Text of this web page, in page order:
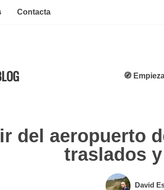
Contacta
🧭
del aeropuerto
traslados
David